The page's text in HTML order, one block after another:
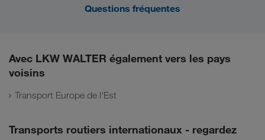
Questions fréquentes
Avec LKW WALTER également vers les pays
voisins
Transport Europe de l'Est
Transports routiers internationaux - regardez